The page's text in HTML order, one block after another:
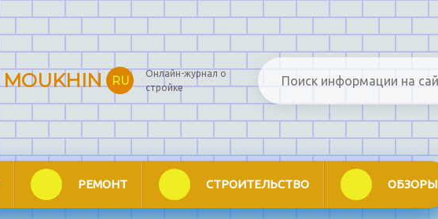
MOUKHIN RU
Онлайн-журнал о
стройке
РЕМОНТ СТРОИТЕЛЬСТВО ОБЗОРЫ